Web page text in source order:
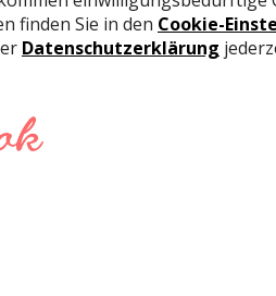
Familie.
Zitat von Patrick
unsere Arbeitsplätze zu
Seite weiss ich aber als
sinnvoll zu beschäftigen. Wir